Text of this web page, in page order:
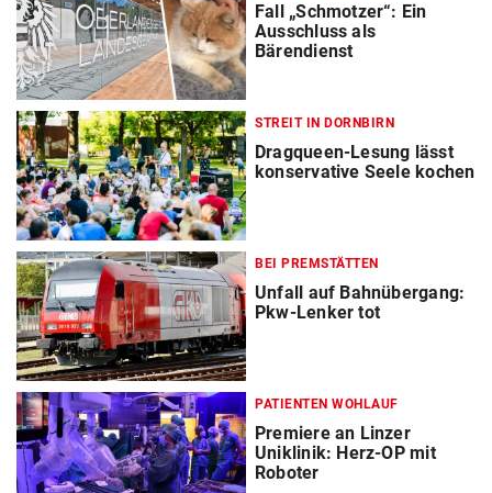
Fall „Schmotzer“: Ein
Ausschluss als
Bärendienst
STREIT IN DORNBIRN
Dragqueen-Lesung lässt
konservative Seele kochen
BEI PREMSTÄTTEN
Unfall auf Bahnübergang:
Pkw-Lenker tot
PATIENTEN WOHLAUF
Premiere an Linzer
Uniklinik: Herz-OP mit
Roboter